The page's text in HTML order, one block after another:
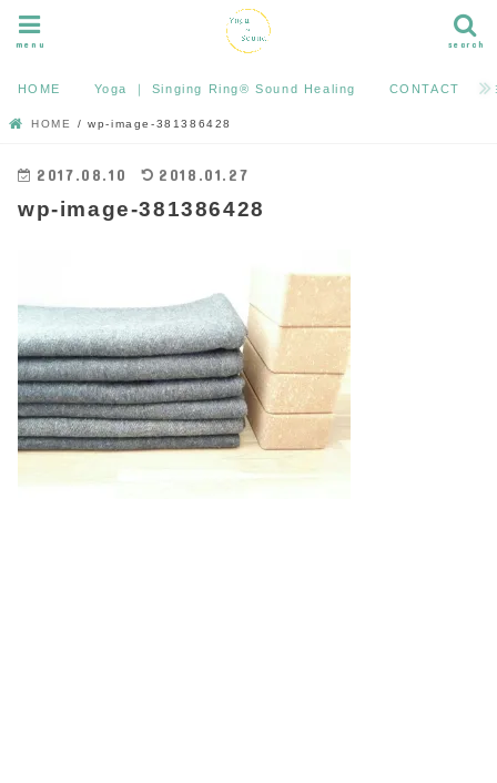
search
menu
HOME Yoga ｜ Singing Ring®︎ Sound Healing CONTACT
HOME wp-image-381386428
2017.08.10 2018.01.27
wp-image-381386428